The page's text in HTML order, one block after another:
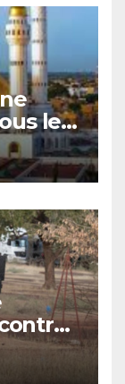
le